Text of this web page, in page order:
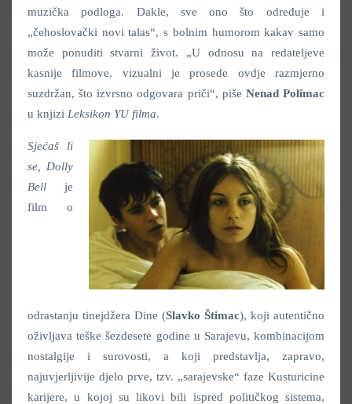
muzička podloga. Dakle, sve ono što određuje i
„čehoslovački novi talas“, s bolnim humorom kakav samo
može ponuditi stvarni život. „U odnosu na redateljeve
kasnije filmove, vizualni je prosede ovdje razmjerno
suzdržan, što izvrsno odgovara priči“, piše Nenad Polimac
u knjizi Leksikon YU filma.
Sjećaš li
se, Dolly
Bell je
film o
odrastanju tinejdžera Dine (Slavko Štimac), koji autentično
oživljava teške šezdesete godine u Sarajevu, kombinacijom
nostalgije i surovosti, a koji predstavlja, zapravo,
najuvjerljivije djelo prve, tzv. „sarajevske“ faze Kusturicine
karijere, u kojoj su likovi bili ispred političkog sistema,